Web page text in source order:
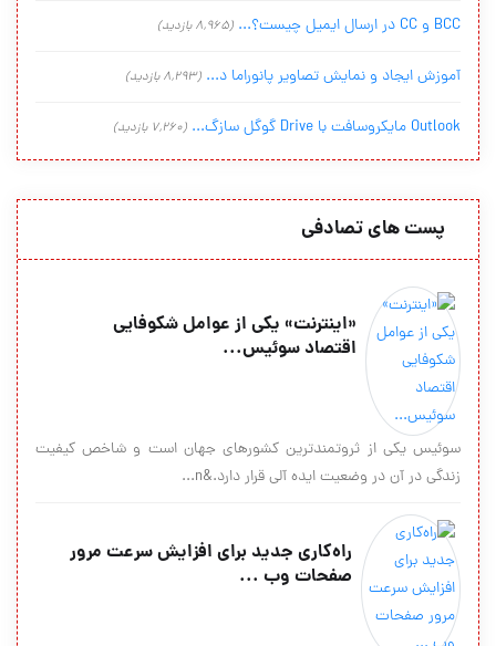
BCC و CC در ارسال ایمیل چیست؟... (8,965 بازدید)
آموزش ایجاد و نمایش تصاویر پانوراما د... (8,293 بازدید)
Outlook مایکروسافت با Drive گوگل سازگ... (7,260 بازدید)
پست های تصادفی
«اینترنت» یکی از عوامل شکوفایی
اقتصاد سوئیس...
سوئیس یکی از ثروتمندترین کشورهای جهان است و شاخص کیفیت
زندگی در آن در وضعیت ایده آلی قرار دارد.&n...
راه‌کاری جدید برای افزایش سرعت مرور
صفحات وب ...